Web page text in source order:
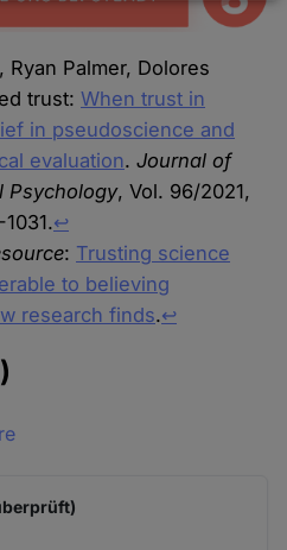
Palmer, Dolores
trust:When trust in
in pseudoscience and
evaluation.Journal of
Psychology, Vol. 96/2021,
↩︎
: Trusting science
to believing
research finds.↩︎